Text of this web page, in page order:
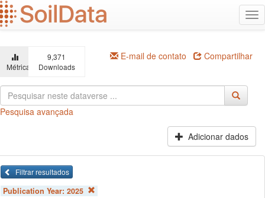
Ir
para
o
principal
Métricas
9,371
Downloads
E-mail de contato Compartilhar
Pesquisa avançada
Adicionar dados
Filtrar resultados
Publication Year: 2025